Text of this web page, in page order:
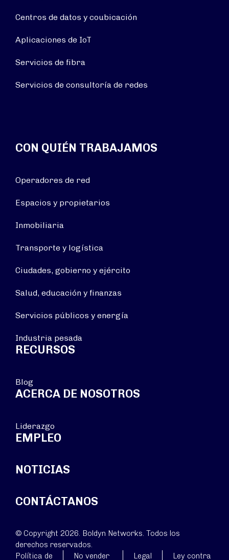
Centros de datos y coubicación
Aplicaciones de IoT
Servicios de fibra
Servicios de consultoría de redes
CON QUIÉN TRABAJAMOS
Operadores de red
Espacios y propietarios
Inmobiliaria
Transporte y logística
Ciudades, gobierno y ejército
Salud, educación y finanzas
Servicios públicos y energía
Industria pesada
RECURSOS
Blog
ACERCA DE NOSOTROS
Liderazgo
EMPLEO
NOTICIAS
CONTÁCTANOS
© Copyright 2026. Boldyn Networks. Todos los
derechos reservados.
Política de
No vender Legal Ley contra